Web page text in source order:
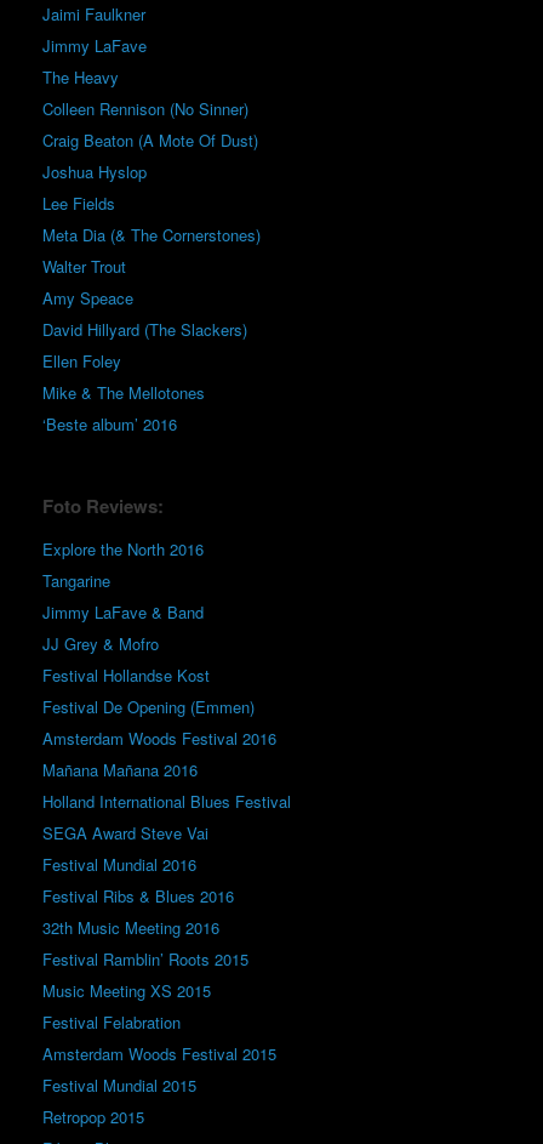
Jaimi Faulkner
Jimmy LaFave
The Heavy
Colleen Rennison (No Sinner)
Craig Beaton (A Mote Of Dust)
Joshua Hyslop
Lee Fields
Meta Dia (& The Cornerstones)
Walter Trout
Amy Speace
David Hillyard (The Slackers)
Ellen Foley
Mike & The Mellotones
‘Beste album’ 2016
Foto Reviews:
Explore the North 2016
Tangarine
Jimmy LaFave & Band
JJ Grey & Mofro
Festival Hollandse Kost
Festival De Opening (Emmen)
Amsterdam Woods Festival 2016
Mañana Mañana 2016
Holland International Blues Festival
SEGA Award Steve Vai
Festival Mundial 2016
Festival Ribs & Blues 2016
32th Music Meeting 2016
Festival Ramblin’ Roots 2015
Music Meeting XS 2015
Festival Felabration
Amsterdam Woods Festival 2015
Festival Mundial 2015
Retropop 2015